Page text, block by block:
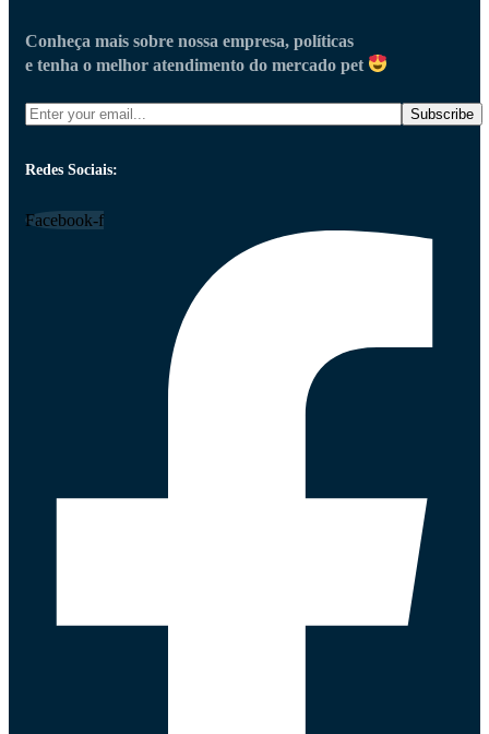
Conheça mais sobre nossa empresa, políticas
e tenha o melhor atendimento do mercado pet
Redes Sociais:
Facebook-f